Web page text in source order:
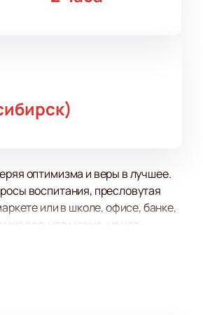
оптимизма и веры в лучшее.
воспитания, пресловутая
или в школе, офисе, банке,
все, что можно, но нет -